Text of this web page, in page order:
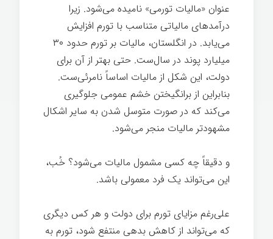
عنوان «مالیات تورمی» نامیده می‌شود. زیرا
درآمدهای مالیاتی متناسب با تورم افزایش
می‌یابد. در انگلستان، مالیات بر تورم حدود ۳۰
میلیارد پوند در سال‌ست. حتی بهتر از آن برای
دولت، این شکل از مالیات اساساً نامرئی‌ست.
بنابراین از برانگیختن خشم عمومی جلوگیری
می‌کند که در صورت متوسل شدن به سایر اشکال
مشهودتر مالیات منجر می‌شود.
و دقیقاً چه کسی مشمول مالیات می‌شود؟ خُب،
این می‌تواند یک فرد معمولی باشد.
علی‌رغم مزایای تورم برای دولت و هر کس دیگری
که می‌تواند از کاهش بدهی منتفع شود، تورم به